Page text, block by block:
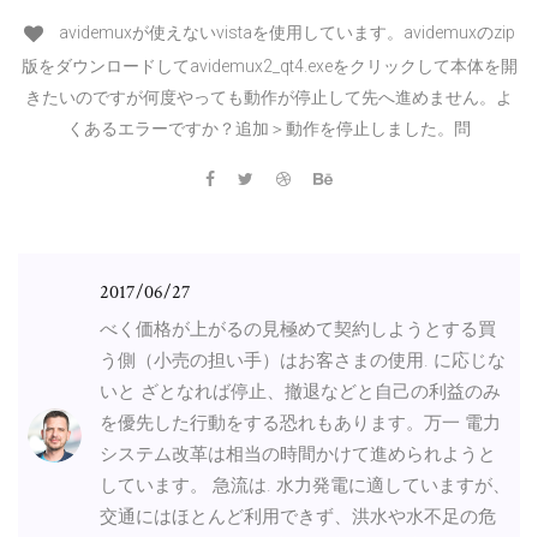
avidemuxが使えないvistaを使用しています。avidemuxのzip
版をダウンロードしてavidemux2_qt4.exeをクリックして本体を開
きたいのですが何度やっても動作が停止して先へ進めません。よ
くあるエラーですか？追加＞動作を停止しました。問
2017/06/27
べく価格が上がるの見極めて契約しようとする買
う側（小売の担い手）はお客さまの使用. に応じな
いと ざとなれば停止、撤退などと自己の利益のみ
を優先した行動をする恐れもあります。万一 電力
システム改革は相当の時間かけて進められようと
しています。 急流は. 水力発電に適していますが、
交通にはほとんど利用できず、洪水や水不足の危